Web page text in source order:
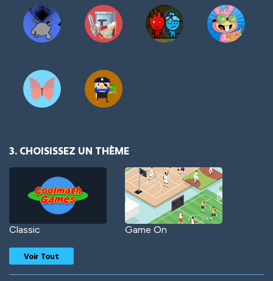
3. CHOISISSEZ UN THÈME
Classic Game On
Voir Tout